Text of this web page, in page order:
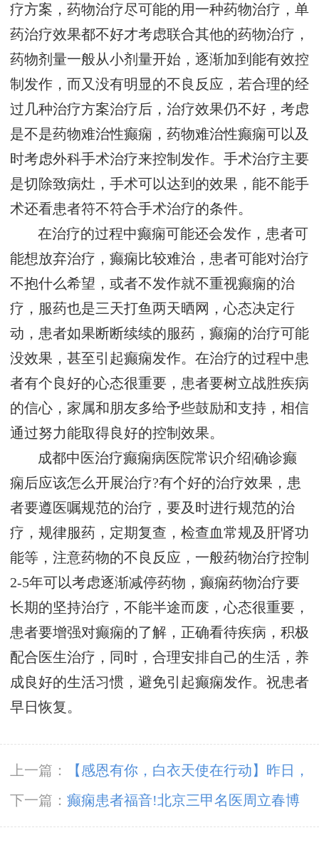
疗方案，药物治疗尽可能的用一种药物治疗，单
药治疗效果都不好才考虑联合其他的药物治疗，
药物剂量一般从小剂量开始，逐渐加到能有效控
制发作，而又没有明显的不良反应，若合理的经
过几种治疗方案治疗后，治疗效果仍不好，考虑
是不是药物难治性癫痫，药物难治性癫痫可以及
时考虑外科手术治疗来控制发作。手术治疗主要
是切除致病灶，手术可以达到的效果，能不能手
术还看患者符不符合手术治疗的条件。
在治疗的过程中癫痫可能还会发作，患者可
能想放弃治疗，癫痫比较难治，患者可能对治疗
不抱什么希望，或者不发作就不重视癫痫的治
疗，服药也是三天打鱼两天晒网，心态决定行
动，患者如果断断续续的服药，癫痫的治疗可能
没效果，甚至引起癫痫发作。在治疗的过程中患
者有个良好的心态很重要，患者要树立战胜疾病
的信心，家属和朋友多给予些鼓励和支持，相信
通过努力能取得良好的控制效果。
成都中医治疗癫痫病医院常识介绍|确诊癫
痫后应该怎么开展治疗?有个好的治疗效果，患
者要遵医嘱规范的治疗，要及时进行规范的治
疗，规律服药，定期复查，检查血常规及肝肾功
能等，注意药物的不良反应，一般药物治疗控制
2-5年可以考虑逐渐减停药物，癫痫药物治疗要
长期的坚持治疗，不能半途而废，心态很重要，
患者要增强对癫痫的了解，正确看待疾病，积极
配合医生治疗，同时，合理安排自己的生活，养
成良好的生活习惯，避免引起癫痫发作。祝患者
早日恢复。
上一篇：
【感恩有你，白衣天使在行动】昨日，
成都神康癫痫医院开展国际护士节户外团建
下一篇： 癫痫患者福音!北京三甲名医周立春博
士领衔会诊团5月23-25日成都亲诊